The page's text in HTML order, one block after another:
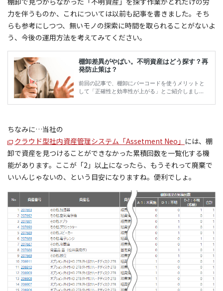
力を伴うものか、これについては以前も記事を書きました。そち
らも参考にしつつ、無いモノの探索に時間を取られることがないよ
う、今後の運用方法を考えてみてください。
ちなみに…当社の
クラウド型社内資産管理システム「Assetment Neo」 には、棚
卸で資産を見つけることができなかった累積回数を一覧化する機
能があります。ここが「2」以上になったら、もうそれって廃棄で
いいんじゃないの、という目安になりますね。便利でしょ。